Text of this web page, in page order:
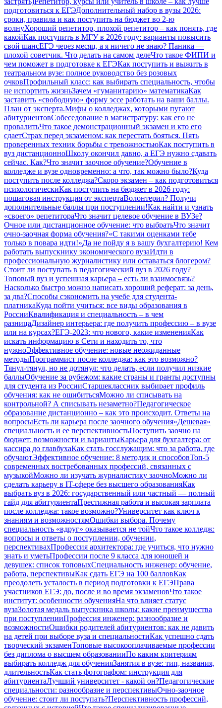
подготовиться к ЕГЭДополнительный набор в вузы 2026:
сроки, правила и как поступить на бюджет во 2‑ю
волнуХороший репетитор, плохой репетитор – как понять, где
какойКак поступить в МГУ в 2026 году: варианты повысить
свой шансЕГЭ через месяц, а я ничего не знаю? Паника —
плохой советчик. Что делать на самом делеЧто такое ФИПИ и
чем поможет в подготовке к ЕГЭКак поступить и выжить в
театральном вузе: полное руководство без розовых
очковПрофильный класс: как выбирать специальность, чтобы
не испортить жизньЗачем «гуманитарию» математикаКак
заставить «свободную» форму эссе работать на ваши баллы.
План от эксперта.Мифы о колледжах, которыми пугают
абитуриентовСобеседование в магистратуру: как его не
провалитьЧто такое демонстрационный экзамен и кто его
сдаетСтрах перед экзаменом: как перестать бояться. Пять
проверенных техник борьбы с тревожностьюКак поступить в
вуз дистанционноШколу окончил давно, а ЕГЭ нужно сдавать
сейчас. Как?Что значит заочное обучение?Обучение в
колледже и вузе одновременно: а что, так можно было?Куда
поступить после колледжа?Скоро экзамен – как подготовиться
психологическиКак поступить на бюджет в 2026 году:
пошаговая инструкция от экспертаВолонтерил? Получи
дополнительные баллы при поступлении!Как найти и узнать
«своего» репетитораЧто значит целевое обучение в ВУЗе?
Очное или дистанционное обучение: что выбратьЧто значит
очно-заочная форма обучения?«С такими оценками тебе
только в повара идти!»Да не пойду я в вашу бухгалтерию! Кем
работать выпускнику экономического вузаИдти в
профессиональную журналистику или оставаться блогером?
Стоит ли поступать в педагогический вуз в 2026 году?
Топовый вуз и успешная карьера – есть ли взаимосвязь?
Насколько быстро можно написать хороший реферат: за день,
за два?Способы сэкономить на учебе для студента-
платникаКуда пойти учиться: все виды образования в
РоссииКвалификация и специальность – в чем
разницаДизайнер интерьера: где получить профессию – в вузе
или на курсах?ЕГЭ-2023: что нового, какие измененияКак
искать информацию в Сети и находить то, что
нужноЭффективное обучение: новые неожиданные
методыПрограммист после колледжа: как это возможно?
Тянул-тянул, но не дотянул: что делать, если получил низкие
баллыОбучение за рубежом: какие страны и гранты доступны
для студента из РоссииСтаршеклассник выбирает профиль
обучения: как не ошибитьсяМожно ли списывать на
контрольной? А списывать незаметно?Педагогическое
образование дистанционно – как это происходит. Ответы на
вопросыЕсть ли карьера после заочного обучения«Дешевая»
специальность и ее перспективностьПоступить заочно на
бюджет: возможности и вариантыКарьера для бухгалтера: от
кассира до главбухаКак стать госслужащим: что за работа, где
обучаютЭффективное обучение: 8 методик и способовТоп-5
современных востребованных профессий, связанных с
музыкойМожно ли изучать журналистику заочноМожно ли
сделать карьеру в IT-сфере без высшего образованияКак
выбрать вуз в 2026: государственный или частный — полный
гайд для абитуриентаПрестижная работа и высокая зарплата
после колледжа: такое возможно?Университет как ключ к
знаниям и возможностямОшибки выбора. Почему
специальность «вдруг» оказывается не тойЧто такое колледж:
вопросы и ответы о поступлении, обучении,
перспективахПрофессия архитектора: где учиться, что нужно
знать и уметьПрофессии после 9 класса для юношей и
девушек: список топовыхСпециальность инженер: обучение,
работа, перспективыКак сдать ЕГЭ на 100 балловКак
преодолеть усталость в период подготовки к ЕГЭПрава
участников ЕГЭ: до, после и во время экзаменовЧто такое
институт: особенности обученияНа что влияет статус
вузаЗолотая медаль выпускника школы: какие преимущества
при поступленииПрофессия инженер: разнообразие и
возможностиОшибки родителей абитуриентов: как не давить
на детей при выборе вуза и специальностиКак успешно сдать
творческий экзаменТоповые высокооплачиваемые профессии
без диплома о высшем образованииПо каким критериям
выбирать колледж для обученияЗанятия в вузе: тип, названия,
длительностьКак стать фотографом: инструкция для
абитуриентаЛучший университет - какой он?Педагогические
специальности: разнообразие и перспективыОчно-заочное
обучение: стоит ли поступать?Перспективность профессий,